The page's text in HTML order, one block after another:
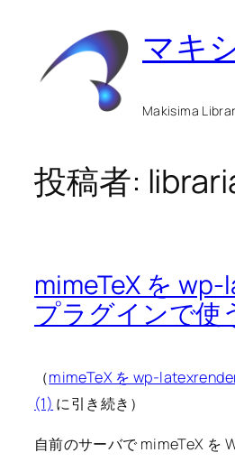
マキ
Makisima
投稿者:
mimeTeX を
プラグインで使
（mimeTeX を wp-
(1) に引き続き）
自前のサーバで mimeTeX を